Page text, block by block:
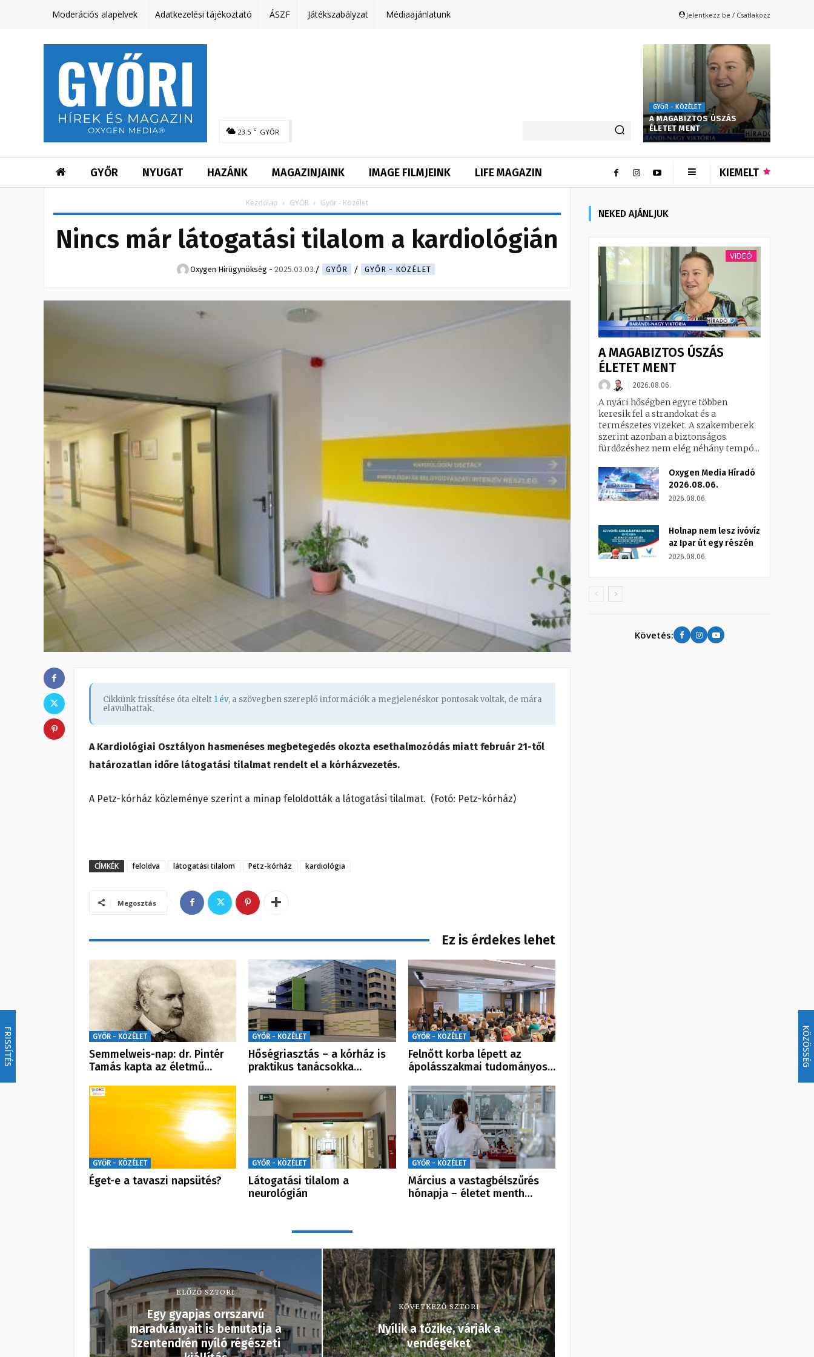
FRISSÍTÉS KÖZÖSSÉG
Moderációs alapelvek Adatkezelési tájékoztató ÁSZF Játékszabályzat Médiaajánlatunk Jelentkezz be / Csatlakozz
23.5 C GYŐR
GYŐR - KÖZÉLET
A MAGABIZTOS ÚSZÁS
ÉLETET MENT
GYŐR NYUGAT HAZÁNK MAGAZINJAINK IMAGE FILMJEINK LIFE MAGAZIN KIEMELT
Kezdőlap GYŐR Győr - Közélet
Nincs már látogatási tilalom a kardiológián
Oxygen Hirügynökség - 2025.03.03. GYŐR GYŐR - KÖZÉLET
Cikkünk frissítése óta eltelt 1 év, a szövegben szereplő információk a megjelenéskor pontosak voltak, de mára
elavulhattak.
A Kardiológiai Osztályon hasmenéses megbetegedés okozta esethalmozódás miatt február 21-től
határozatlan időre látogatási tilalmat rendelt el a kórházvezetés.
A Petz-kórház közleménye szerint a minap feloldották a látogatási tilalmat. (Fotó: Petz-kórház)
CÍMKÉK feloldva látogatási tilalom Petz-kórház kardiológia
Megosztás
Ez is érdekes lehet
GYŐR - KÖZÉLET
Semmelweis-nap: dr. Pintér
Tamás kapta az életmű…
GYŐR - KÖZÉLET
Hőségriasztás – a kórház is
praktikus tanácsokka…
GYŐR - KÖZÉLET
Felnőtt korba lépett az
ápolásszakmai tudományos…
GYŐR - KÖZÉLET
Éget-e a tavaszi napsütés?
GYŐR - KÖZÉLET
Látogatási tilalom a
neurológián
GYŐR - KÖZÉLET
Március a vastagbélszűrés
hónapja – életet menth…
ELŐZŐ SZTORI
Egy gyapjas orrszarvú
maradványait is bemutatja a
Szentendrén nyíló régészeti
KÖVETKEZŐ SZTORI
Nyílik a tőzike, várják a
vendégeket
NEKED AJÁNLJUK
VIDEÓ
A MAGABIZTOS ÚSZÁS
ÉLETET MENT
2026.08.06.
A nyári hőségben egyre többen
keresik fel a strandokat és a
természetes vizeket. A szakemberek
szerint azonban a biztonságos
fürdőzéshez nem elég néhány tempó...
Oxygen Media Híradó
2026.08.06.
2026.08.06.
Holnap nem lesz ivóvíz
az Ipar út egy részén
2026.08.06.
Követés: